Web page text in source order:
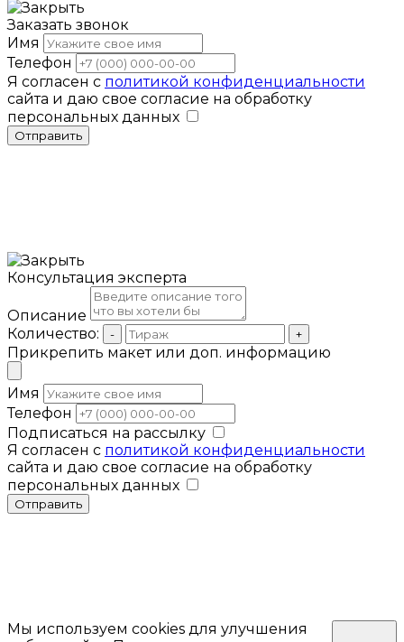
Заказать звонок
Имя
Телефон
Я согласен с политикой конфиденциальности
сайта и даю свое согласие на обработку
персональных данных
Отправить
Консультация эксперта
Описание
Количество:
- +
Прикрепить макет или доп. информацию
Имя
Телефон
Подписаться на рассылку
Я согласен с политикой конфиденциальности
сайта и даю свое согласие на обработку
персональных данных
Отправить
Мы используем cookies для улучшения